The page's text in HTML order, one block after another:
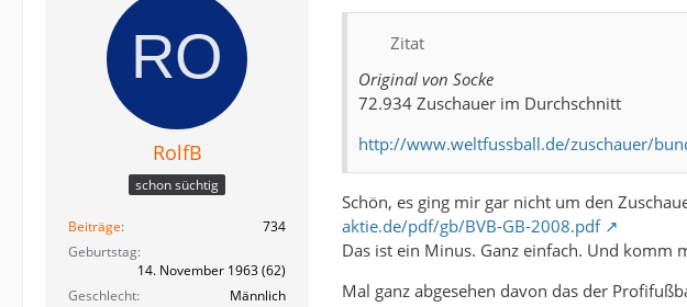
RolfB
schon süchtig
Beiträge
734
Geburtstag
14. November 1963 (62)
Geschlecht
Männlich
Zitat
Original von Socke
72.934 Zuschauer im Durchschnitt
http://www.weltfussball.de/zuschauer/
Schön, es ging mir gar nicht um den
aktie.de/pdf/gb/BVB-GB-2008.pdf
Das ist ein Minus. Ganz einfach. Und komm
Mal ganz abgesehen davon das der